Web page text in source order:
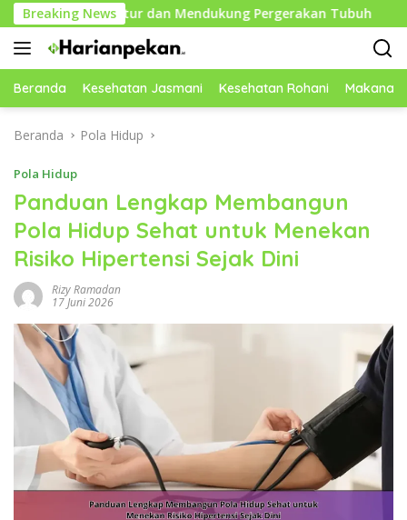
Langsung
ke
konten
Breaking News
dan Mendukung Pergerakan Tubuh
Beranda Kesehatan Jasmani Kesehatan Rohani Makanan
Beranda Pola Hidup
Pola Hidup
Panduan Lengkap Membangun
Pola Hidup Sehat untuk Menekan
Risiko Hipertensi Sejak Dini
Rizy Ramadan
17 Juni 2026